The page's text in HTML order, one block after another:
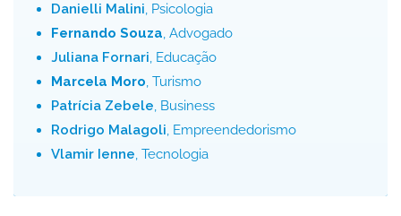
Danielli Malini, Psicologia
Fernando Souza, Advogado
Juliana Fornari, Educação
Marcela Moro, Turismo
Patrícia Zebele, Business
Rodrigo Malagoli, Empreendedorismo
Vlamir Ienne, Tecnologia